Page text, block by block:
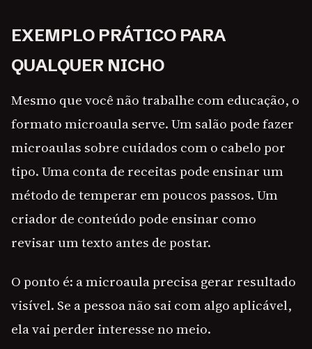
EXEMPLO PRÁTICO PARA
QUALQUER NICHO
Mesmo que você não trabalhe com educação, o
formato microaula serve. Um salão pode fazer
microaulas sobre cuidados com o cabelo por
tipo. Uma conta de receitas pode ensinar um
método de temperar em poucos passos. Um
criador de conteúdo pode ensinar como
revisar um texto antes de postar.
O ponto é: a microaula precisa gerar resultado
visível. Se a pessoa não sai com algo aplicável,
ela vai perder interesse no meio.